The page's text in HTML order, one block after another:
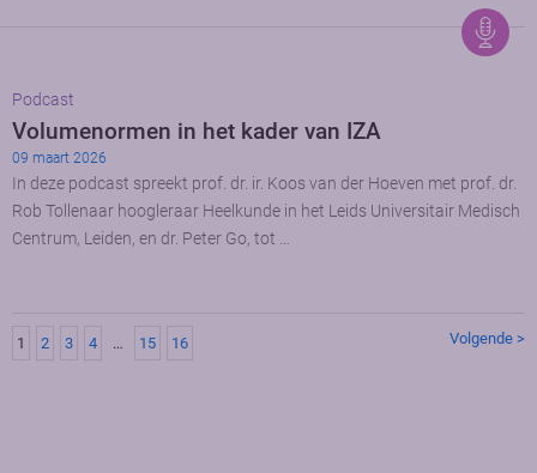
Podcast
Volumenormen in het kader van IZA
09 maart 2026
In deze podcast spreekt prof. dr. ir. Koos van der Hoeven met prof. dr.
Rob Tollenaar hoogleraar Heelkunde in het Leids Universitair Medisch
Centrum, Leiden, en dr. Peter Go, tot …
1 2 3 4 … 15 16 Volgende >